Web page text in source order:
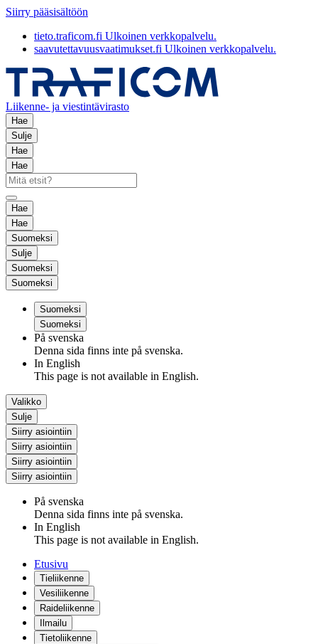
Siirry pääsisältöön
tieto.traficom.fi Ulkoinen verkkopalvelu.
saavutettavuusvaatimukset.fi Ulkoinen verkkopalvelu.
Liikenne- ja viestintävirasto
Hae
Sulje
Hae
Hae
Hae
Hae
Suomeksi
Sulje
Suomeksi
Suomeksi
Suomeksi
Suomeksi
På svenska
Denna sida finns inte på svenska.
In English
This page is not available in English.
Valikko
Sulje
Siirry asiointiin
Siirry asiointiin
Siirry asiointiin
Siirry asiointiin
På svenska
Denna sida finns inte på svenska.
In English
This page is not available in English.
Etusivu
Tieliikenne
Vesiliikenne
Raideliikenne
Ilmailu
Tietoliikenne